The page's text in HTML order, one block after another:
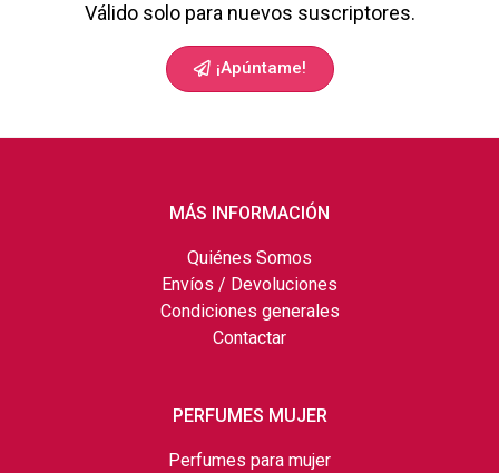
Válido solo para nuevos suscriptores.
¡Apúntame!
MÁS INFORMACIÓN
Quiénes Somos
Envíos / Devoluciones
Condiciones generales
Contactar
PERFUMES MUJER
Perfumes para mujer